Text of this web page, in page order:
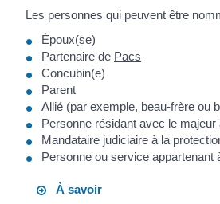
Les personnes qui peuvent être
Époux(se)
Partenaire de Pacs
Concubin(e)
Parent
Allié (par exemple, beau-frère ou
Personne résidant avec le
Mandataire judiciaire à la
Personne ou service
À savoir